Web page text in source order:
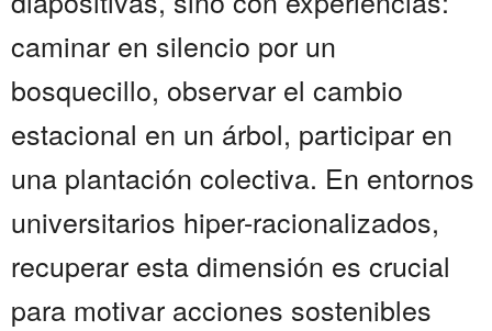
caminar en silencio por un
bosquecillo, observar el cambio
estacional en un árbol, participar en
una plantación colectiva. En entornos
universitarios hiper-racionalizados,
recuperar esta dimensión es crucial
para motivar acciones sostenibles